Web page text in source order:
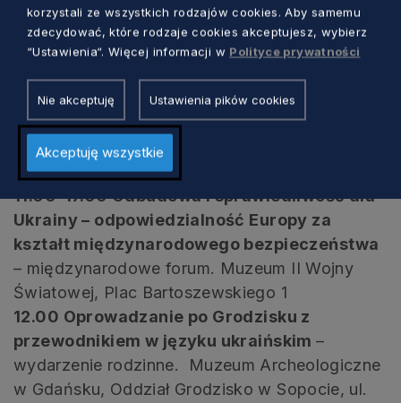
18.00 Arabeski– czytanie performatywne.
ECS, Plac Solidarności 1, biblioteka (1 piętro)
24/02/2026
wtorek
Rocznica wybuchu pełnoskalowej wojny
7.30 Zapalenie zniczy.
Mariupola, róg ulic Partyzantów i Matki Polki
11.00-17.00 Odbudowa i sprawiedliwość dla
Ukrainy – odpowiedzialność Europy za
kształt międzynarodowego bezpieczeństwa
– międzynarodowe forum. Muzeum II Wojny
Światowej, Plac Bartoszewskiego 1
12.00 Oprowadzanie po Grodzisku z
przewodnikiem w języku ukraińskim–
wydarzenie rodzinne. Muzeum Archeologiczne
w Gdańsku, Oddział Grodzisko w Sopocie, ul.
korzystali ze wszystkich rodzajów cookies. Aby samemu
zdecydować, które rodzaje cookies akceptujesz, wybierz
“Ustawienia“. Więcej informacji w Polityce prywatności
Nie akceptuję Ustawienia pików cookies
Akceptuję wszystkie